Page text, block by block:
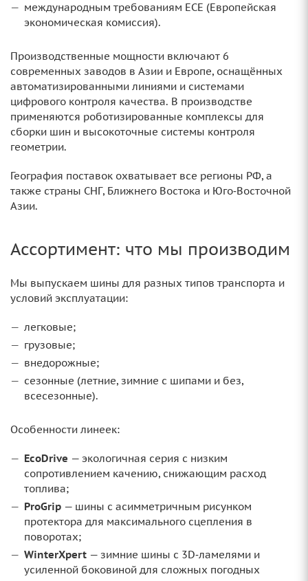
международным требованиям ECE (Европейская
экономическая комиссия).
Производственные мощности включают 6
современных заводов в Азии и Европе, оснащённых
автоматизированными линиями и системами
цифрового контроля качества. В производстве
применяются роботизированные комплексы для
сборки шин и высокоточные системы контроля
геометрии.
География поставок охватывает все регионы РФ, а
также страны СНГ, Ближнего Востока и Юго‑Восточной
Азии.
Ассортимент: что мы производим
Мы выпускаем шины для разных типов транспорта и
условий эксплуатации:
легковые;
грузовые;
внедорожные;
сезонные (летние, зимние с шипами и без,
всесезонные).
Особенности линеек:
EcoDrive — экологичная серия с низким
сопротивлением качению, снижающим расход
топлива;
ProGrip — шины с асимметричным рисунком
протектора для максимального сцепления в
поворотах;
WinterXpert — зимние шины с 3D‑ламелями и
усиленной боковиной для сложных погодных